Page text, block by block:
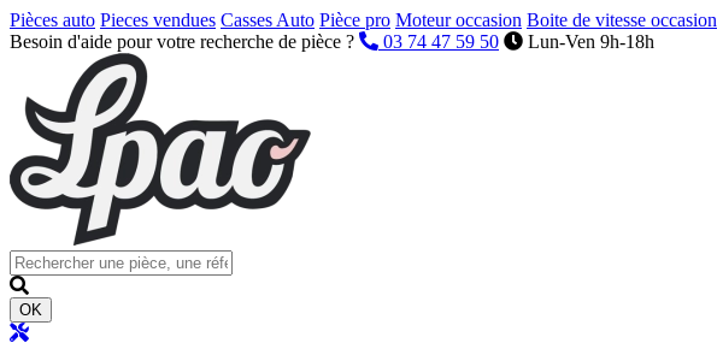
Pièces auto Pieces vendues Casses Auto Pièce pro Moteur occasion Boite de vitesse occasion
Besoin d'aide pour votre recherche de pièce ?
03 74 47 59 50 Lun-Ven 9h-18h
OK